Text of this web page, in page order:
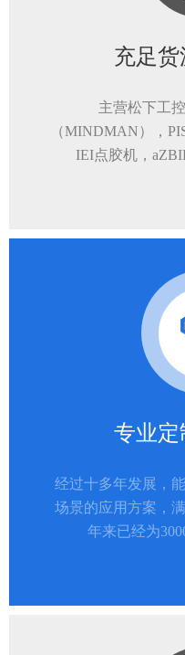
充足
主营松下工
（MINDMAN），
IEI点胶机，
专业定
经过十多年发展，
场景的应用方案，
年来已经为